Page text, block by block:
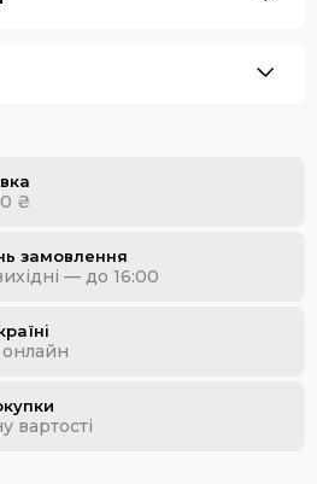
₴
замовлення
— до 16:00
вартості